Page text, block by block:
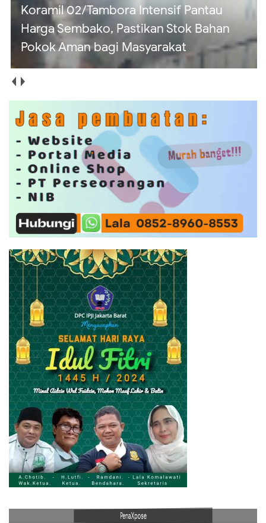
Koramil 02/Tambora Perkuat Budaya
Bersih, Satgas Sampah Edukasi Warga
Kelola Sampah dari Rumah
PenaXpose